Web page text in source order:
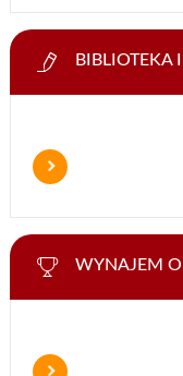
BIBLIOTEKA
WYNAJEM